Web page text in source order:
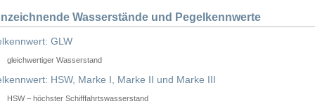
Wasserstände und Pegelkennwerte
GLW
gleichwertiger Wasserstand
HSW, Marke I, Marke II und Marke III
HSW – höchster Schifffahrtswasserstand